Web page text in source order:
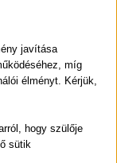
javítása
míg
élményt. Kérjük,
hogy szülője
sütik